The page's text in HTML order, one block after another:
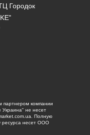
Городок
партнером компании
не несет
Полную
ресурса несет ООО